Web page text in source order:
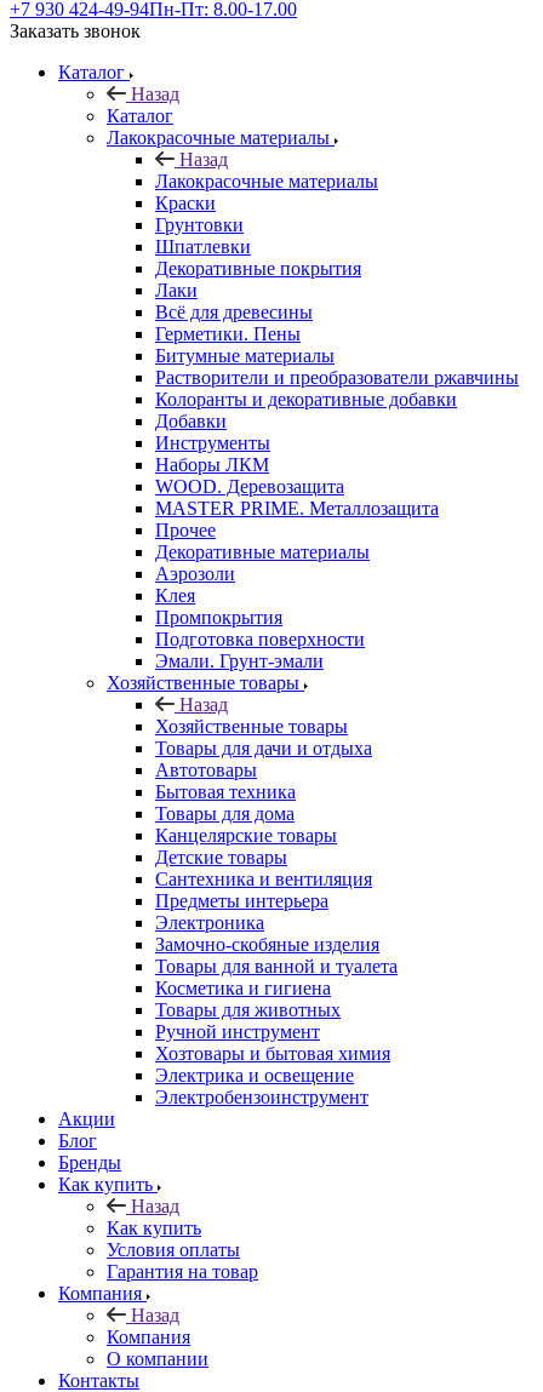
+7 930 424-49-94Пн-Пт: 8.00-17.00
Заказать звонок
Каталог
Назад
Каталог
Лакокрасочные материалы
Назад
Лакокрасочные материалы
Краски
Грунтовки
Шпатлевки
Декоративные покрытия
Лаки
Всё для древесины
Герметики. Пены
Битумные материалы
Растворители и преобразователи ржавчины
Колоранты и декоративные добавки
Добавки
Инструменты
Наборы ЛКМ
WOOD. Деревозащита
MASTER PRIME. Металлозащита
Прочее
Декоративные материалы
Аэрозоли
Клея
Промпокрытия
Подготовка поверхности
Эмали. Грунт-эмали
Хозяйственные товары
Назад
Хозяйственные товары
Товары для дачи и отдыха
Автотовары
Бытовая техника
Товары для дома
Канцелярские товары
Детские товары
Сантехника и вентиляция
Предметы интерьера
Электроника
Замочно-скобяные изделия
Товары для ванной и туалета
Косметика и гигиена
Товары для животных
Ручной инструмент
Хозтовары и бытовая химия
Электрика и освещение
Электробензоинструмент
Акции
Блог
Бренды
Как купить
Назад
Как купить
Условия оплаты
Гарантия на товар
Компания
Назад
Компания
О компании
Контакты